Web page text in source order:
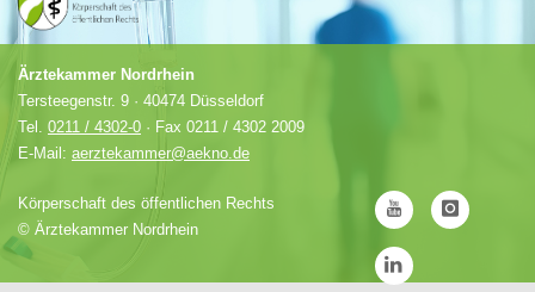
Ärztekammer Nordrhein
Tersteegenstr. 9 · 40474 Düsseldorf
Tel. 0211 / 4302-0 · Fax 0211 / 4302 2009
E-Mail: aerztekammer@aekno.de
Körperschaft des öffentlichen Rechts
© Ärztekammer Nordrhein